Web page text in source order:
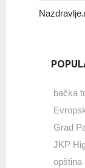
bačka
Grad
JKP
opština